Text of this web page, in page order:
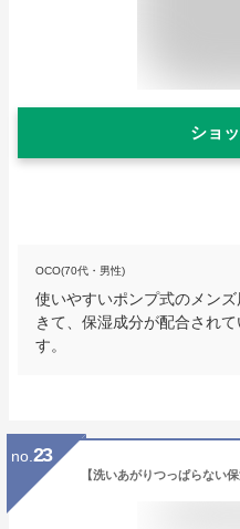
ショ
OCO(70代・男性)
使いやすいポンプ式のメン
きて、保湿成分が配合され
す。
no. 23